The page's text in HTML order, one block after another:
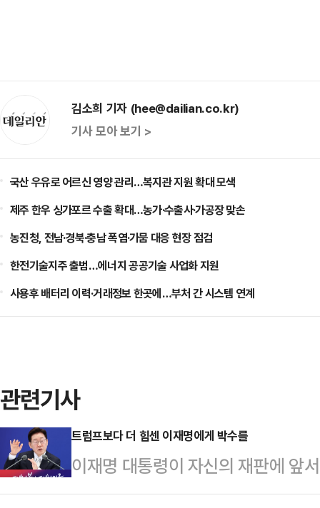
김소희 기자 (hee@dailian.co.kr)
기사 모아 보기 >
국산 우유로 어르신 영양 관리…복지관 지원 확대 모색
제주 한우 싱가포르 수출 확대…농가·수출사·가공장 맞손
농진청, 전남·경북·충남 폭염·가뭄 대응 현장 점검
한전기술지주 출범…에너지 공공기술 사업화 지원
사용후 배터리 이력·거래정보 한곳에…부처 간 시스템 연계
관련기사
트럼프보다 더 힘센 이재명에게 박수를
이재명 대통령이 자신의 재판에 앞
분명히 했다. 그는 8일 취임 1주년